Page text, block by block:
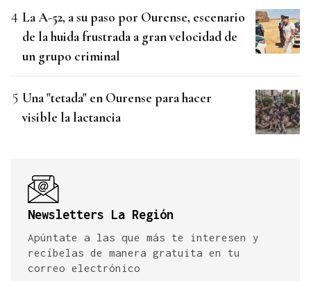
La A-52, a su paso por Ourense, escenario
de la huida frustrada a gran velocidad de
un grupo criminal
Una "tetada" en Ourense para hacer
visible la lactancia
Newsletters La Región
Apúntate a las que más te interesen y
recíbelas de manera gratuita en tu
correo electrónico